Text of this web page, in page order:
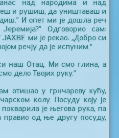
над народима и над
и рушиш, да уништаваш и
И опет ми је дошла реч
Одговорио сам:
ми је рекао: „Добро си
речју да је испуним.“
наш Отац. Ми смо глина, а
дело Твојих руку.“
отишао у грнчареву кућу,
колу. Посуду коју је
је његова рука, па
од ње другу посуду,